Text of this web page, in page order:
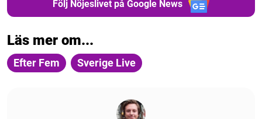
Följ Nöjeslivet på Google News
Läs mer om...
Efter Fem Sverige Live